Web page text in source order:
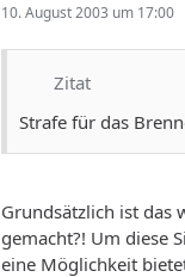
10. August 2003 um 17:00
Zitat
Strafe für das
Grundsätzlich ist das
gemacht?! Um diese
eine Möglichkeit